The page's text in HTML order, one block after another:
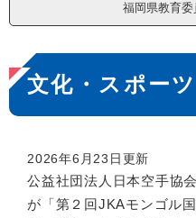
福岡県教育
本
文
文化・スポーツ
2026年6月23日更新
公益社団法人日本空手協
が「第２回JKAモンゴル